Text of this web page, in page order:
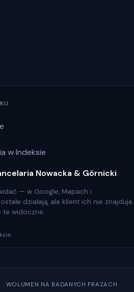
w Indeksie
Nowacka & Górnicki
— w Google, Mapach i
działają, ale klient ich nie znajduje.
te widoczne.
WOLUMEN NA BADANYCH FRAZACH